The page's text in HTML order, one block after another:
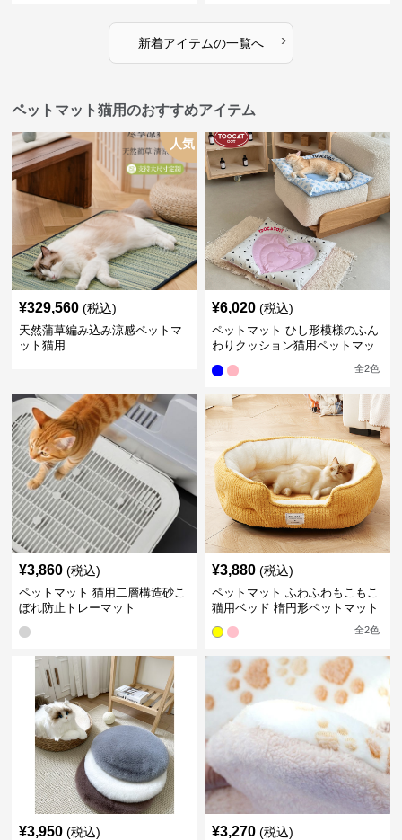
新着アイテムの一覧へ ›
ペットマット猫用のおすすめアイテム
人気
¥329,560 (税込)
天然蒲草編み込み涼感ペットマ
ット猫用
¥6,020 (税込)
ペットマット ひし形模様のふん
わりクッション猫用ペットマッ
全2色
¥3,860 (税込)
ペットマット 猫用二層構造砂こ
ぼれ防止トレーマット
¥3,880 (税込)
ペットマット ふわふわもこもこ
猫用ベッド 楕円形ペットマット
全2色
¥3,950 (税込) ¥3,270 (税込)